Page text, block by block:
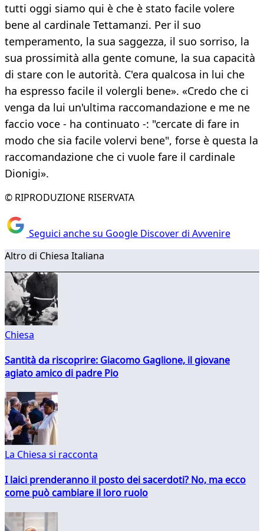
tutti oggi siamo qui è che è stato facile volere
bene al cardinale Tettamanzi. Per il suo
temperamento, la sua saggezza, il suo sorriso, la
sua prossimità alla gente comune, la sua capacità
di stare con le autorità. C'era qualcosa in lui che
ha espresso facile il volergli bene». «Credo che ci
venga da lui un'ultima raccomandazione e me ne
faccio voce - ha continuato -: "cercate di fare in
modo che sia facile volervi bene", forse è questa la
raccomandazione che ci vuole fare il cardinale
Dionigi».
© RIPRODUZIONE RISERVATA
Seguici anche su Google Discover di Avvenire
Altro di Chiesa Italiana
Chiesa
Santità da riscoprire: Giacomo Gaglione, il giovane
agiato amico di padre Pio
La Chiesa si racconta
I laici prenderanno il posto dei sacerdoti? No, ma ecco
come può cambiare il loro ruolo